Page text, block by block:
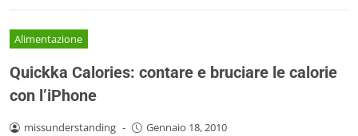
Alimentazione
Quickka Calories: contare e bruciare le calorie
con l’iPhone
missunderstanding - Gennaio 18, 2010